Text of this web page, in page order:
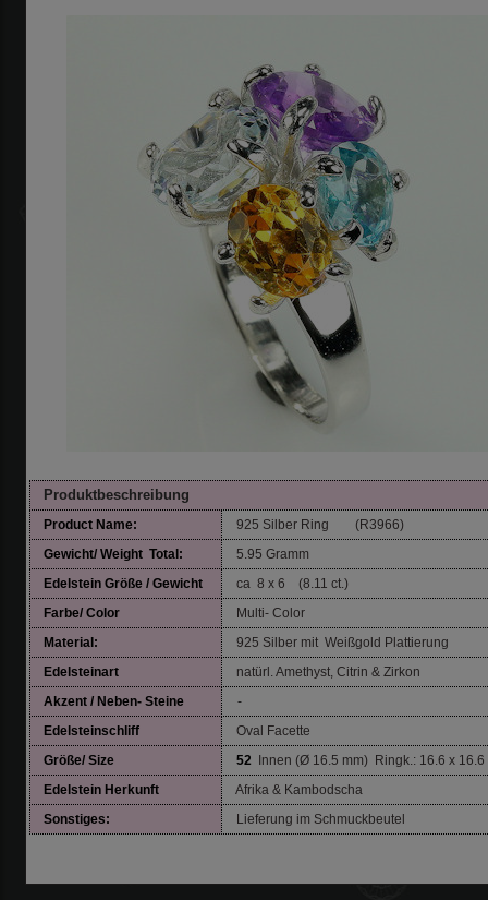
Produktbeschreibung
Product Name:
925 Silber Ring (R3966)
Gewicht/ Weight Total:
5.95 Gramm
Edelstein Größe / Gewicht
ca 8 x 6 (8.11 ct.)
Farbe/ Color
Multi- Color
Material:
925 Silber mit Weißgold Plattierung
Edelsteinart
natürl. Amethyst, Citrin & Zirkon
Akzent / Neben- Steine
-
Edelsteinschliff
Oval Facette
Größe/ Size
52 Innen (Ø 16.5 mm) Ringk.: 16.6 x 16.6
Edelstein Herkunft
Afrika & Kambodscha
Sonstiges:
Lieferung im Schmuckbeutel